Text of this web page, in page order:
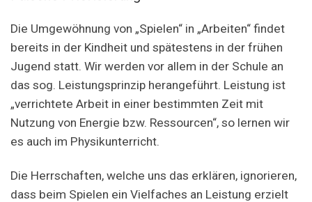
Die Umgewöhnung von „Spielen“ in „Arbeiten“ findet
bereits in der Kindheit und spätestens in der frühen
Jugend statt. Wir werden vor allem in der Schule an
das sog. Leistungsprinzip herangeführt. Leistung ist
„verrichtete Arbeit in einer bestimmten Zeit mit
Nutzung von Energie bzw. Ressourcen“, so lernen wir
es auch im Physikunterricht.
Die Herrschaften, welche uns das erklären, ignorieren,
dass beim Spielen ein Vielfaches an Leistung erzielt